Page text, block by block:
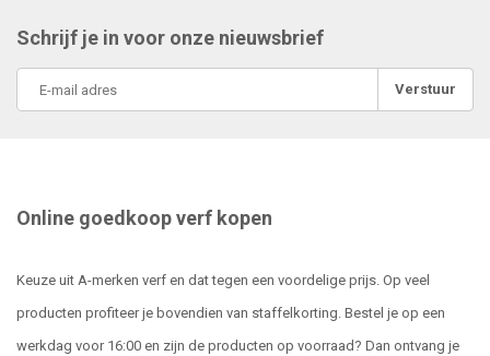
Schrijf je in voor onze nieuwsbrief
Verstuur
Online goedkoop verf kopen
Keuze uit A-merken verf en dat tegen een voordelige prijs. Op veel
producten profiteer je bovendien van staffelkorting. Bestel je op een
werkdag voor 16:00 en zijn de producten op voorraad? Dan ontvang je